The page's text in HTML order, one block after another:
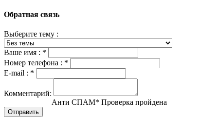
Обратная связь
Выберите тему :
Ваше имя : *
Номер телефона : *
E-mail : *
Комментарий:
Анти СПАМ* Проверка пройдена
Отправить